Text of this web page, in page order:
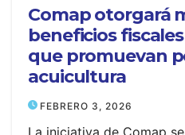
Comap otorgará
beneficios
que promuevan
acuicultura
FEBRERO 3, 2026
La iniciativa de Comap